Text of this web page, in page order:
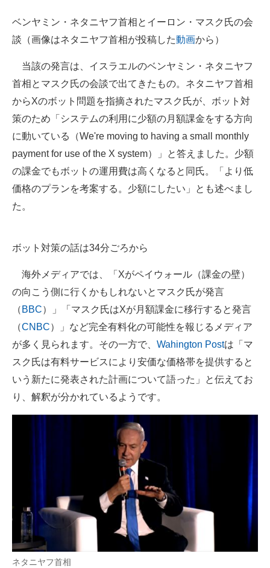
ITエンジニア向け専門サイト
IT製品の技術・比較・事例
製造業のIT導入・活用を支援
モノづくり技術者専門サイト
エレクトロニクス専門サイト
電子設計の基本と応用
ベンヤミン・ネタニヤフ首相とイーロン・マスク氏の会
談（画像はネタニヤフ首相が投稿した動画から）
当該の発言は、イスラエルのベンヤミン・ネタニヤフ
首相とマスク氏の会談で出てきたもの。ネタニヤフ首相
からXのボット問題を指摘されたマスク氏が、ボット対
策のため「システムの利用に少額の月額課金をする方向
に動いている（We're moving to having a small monthly
payment for use of the X system）」と答えました。少額
の課金でもボットの運用費は高くなると同氏。「より低
価格のプランを考案する。少額にしたい」とも述べまし
た。
ボット対策の話は34分ごろから
海外メディアでは、「Xがペイウォール（課金の壁）
の向こう側に行くかもしれないとマスク氏が発言
（ BBC）」「マスク氏はXが月額課金に移行すると発言
（CNBC）」など完全有料化の可能性を報じるメディア
が多く見られます。その一方で、 Wahington Postは「マ
スク氏は有料サービスにより安価な価格帯を提供すると
いう新たに発表された計画について語った」と伝えてお
り、解釈が分かれているようです。
ネタニヤフ首相